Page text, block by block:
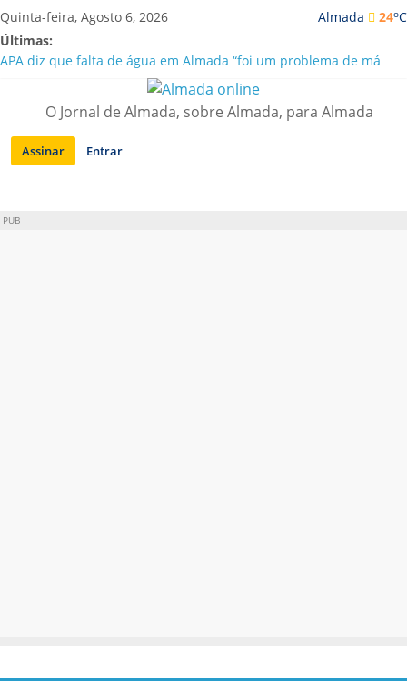
Saltar
para
conteúdo
Almada 24oC
Quinta-feira, Agosto 6, 2026
Últimas:
APA diz que falta de água em Almada “foi um problema de má
Laranjeiro | Cultura pop asiática invade a Casa Amarela
Ponte 25 de Abril celebra 60 anos com programa cultural entre
Lisboa e Almada
Situação de alerta em Almada renovada até final de Agosto
O Jornal de Almada, sobre Almada, para Almada
Assinar Entrar
PUB